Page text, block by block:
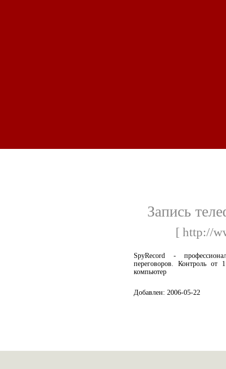
Запись
[ http://
SpyRecord -
переговоров. Контроль
компьютер
Добавлен: 2006-05-22